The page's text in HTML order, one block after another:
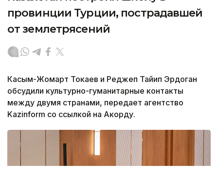
провинции Турции, пострадавшей
от землетрясений
Касым-Жомарт Токаев и Реджеп Тайип Эрдоган
обсудили культурно-гуманитарные контакты
между двумя странами, передает агентство
Kazinform со ссылкой на Акорду.